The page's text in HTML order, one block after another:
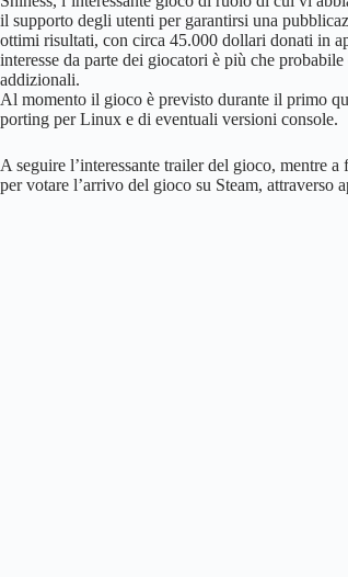
il supporto degli utenti per garantirsi una
ottimi risultati, con circa 45.000 dollari donati in
interesse da parte dei giocatori è più che
addizionali.
Al momento il gioco è previsto durante il primo
porting per Linux e di eventuali versioni console.
A seguire l’interessante trailer del gioco, mentre
per votare l’arrivo del gioco su Steam, attraverso